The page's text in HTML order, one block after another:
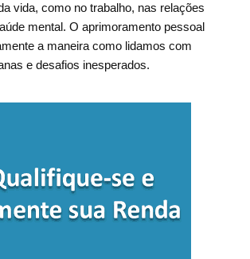
vida, como no trabalho, nas relações
mental. O aprimoramento pessoal
a maneira como lidamos com
e desafios inesperados.